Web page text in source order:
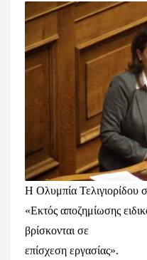
Η Ολυμπία Τελιγιορίδου
«Εκτός αποζημίωσης
βρίσκονται σε
επίσχεση εργασίας».